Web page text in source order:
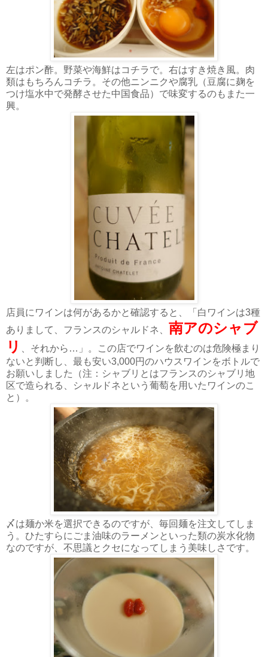
左はポン酢。野菜や海鮮はコチラで。右はすき焼き風。肉
類はもちろんコチラ。その他ニンニクや腐乳（豆腐に麹を
つけ塩水中で発酵させた中国食品）で味変するのもまた一
興。
店員にワインは何があるかと確認すると、「白ワインは3種
ありまして、フランスのシャルドネ、 南アのシャブ
リ
、それから…」。この店でワインを飲むのは危険極まり
ないと判断し、最も安い3,000円のハウスワインをボトルで
お願いしました（注：シャブリとはフランスのシャブリ地
区で造られる、シャルドネという葡萄を用いたワインのこ
と）。
〆は麺か米を選択できるのですが、毎回麺を注文してしま
う。ひたすらにごま油味のラーメンといった類の炭水化物
なのですが、不思議とクセになってしまう美味しさです。